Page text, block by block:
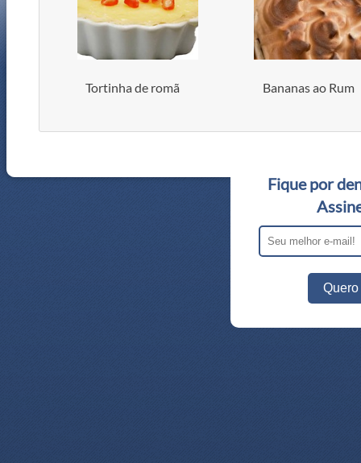
Tortinha de romã Bananas ao Rum
Fique por